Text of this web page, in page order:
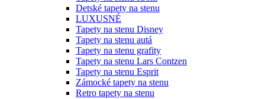
Detské tapety na stenu
LUXUSNÉ
Tapety na stenu Disney
Tapety na stenu autá
Tapety na stenu grafity
Tapety na stenu Lars Contzen
Tapety na stenu Esprit
Zámocké tapety na stenu
Retro tapety na stenu